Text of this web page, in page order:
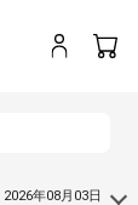
2026年08月03日